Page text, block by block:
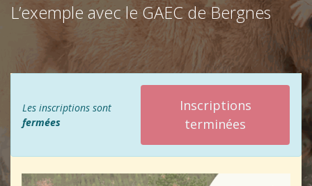
L’exemple avec le GAEC de Bergnes
Les inscriptions sont
fermées
Inscriptions
terminées